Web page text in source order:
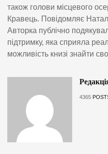
також голови місцевого
Кравець. Повідомляє
Авторка публічно
підтримку, яка сприяла
можливість книзі знайти
4365